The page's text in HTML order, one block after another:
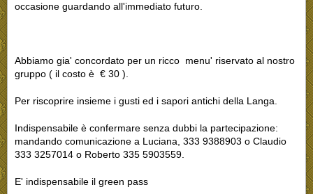
occasione guardando all'immediato futuro.
Abbiamo gia' concordato per un ricco menu' riservato al nostro
gruppo ( il costo è € 30 ).
Per riscoprire insieme i gusti ed i sapori antichi della Langa.
Indispensabile è confermare senza dubbi la partecipazione:
mandando comunicazione a Luciana, 333 9388903 o Claudio
333 3257014 o Roberto 335 5903559.
E' indispensabile il green pass